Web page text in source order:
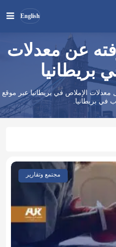
English
بحث
عن معدلات
بريطانيا
معدلات الإملاص في بريطانيا عبر موقع
في بريطانيا.
مجتمع وتقارير